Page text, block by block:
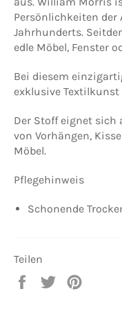
Persönlichkeiten der
Jahrhunderts.
edle Möbel, Fenster
Bei diesem
exklusive
Der Stoff eignet sich
von Vorhängen,
Möbel.
Pflegehinweis
Schonende
Teilen
Auf
Auf